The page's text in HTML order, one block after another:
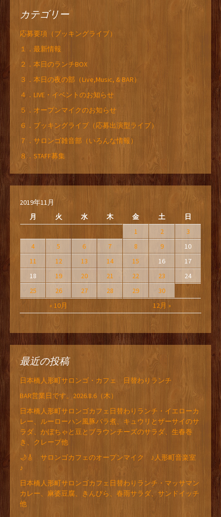
カテゴリー
応募要項（ブッキングライブ）
１．最新情報
２．本日のランチBOX
３．本日の夜の部（Live,Music, & BAR）
４．LIVE・イベントのお知らせ
５．オープンマイクのお知らせ
６．ブッキングライブ（応募出演型ライブ）
７．サロンゴ雑音部（いろんな情報）
８．STAFF募集
2019年11月
月
火 水 木 金 土 日
« 10月 12月 »
1 2
3
4
5 6 7 8 9
10
11
12 13 14 15 16
17
18
19 20 21 22 23
24
25
26 27 28 29 30
最近の投稿
日本橋人形町サロンゴ・カフェ 日替わりランチ
BAR営業日です。2026.8.6（木）
日本橋人形町サロンゴカフェ日替わりランチ・イエローカ
レー、ルーローハン風豚バラ煮、キュウリとザーサイのサ
ラダ、かぼちゃと豆とブラウンチーズのサラダ、生春巻
き、クレープ他
🌙🎸 サロンゴカフェのオープンマイク ♪人形町音楽室
♪
日本橋人形町サロンゴカフェ日替わりランチ・マッサマン
カレー、麻婆豆腐、きんぴら、春雨サラダ、サンドイッチ
他